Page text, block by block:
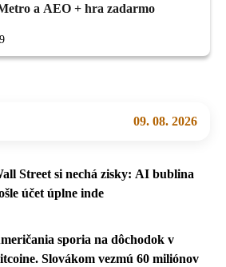
a AEO + hra zadarmo
09. 08. 2026
Street si nechá zisky: AI bublina
účet úplne inde
sporia na dôchodok v
Slovákom vezmú 60 miliónov